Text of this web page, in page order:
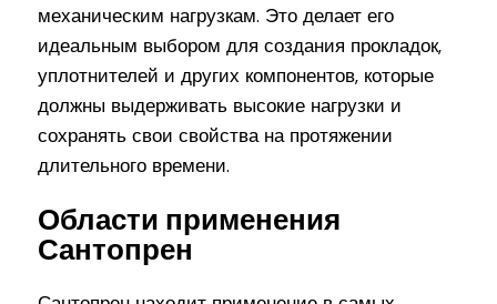
механическим нагрузкам. Это делает его
идеальным выбором для создания прокладок,
уплотнителей и других компонентов, которые
должны выдерживать высокие нагрузки и
сохранять свои свойства на протяжении
длительного времени.
Области применения
Сантопрен